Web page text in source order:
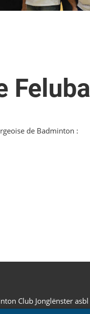
Feluba
de Badminton :
Club Jonglënster asbl